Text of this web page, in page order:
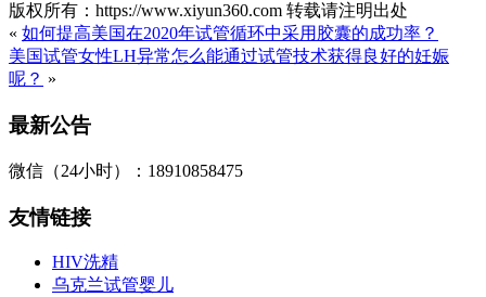
版权所有：https://www.xiyun360.com 转载请注明出处
« 如何提高美国在2020年试管循环中采用胶囊的成功率？
美国试管女性LH异常怎么能通过试管技术获得良好的妊娠
呢？ »
最新公告
微信（24小时）：18910858475
友情链接
HIV洗精
乌克兰试管婴儿